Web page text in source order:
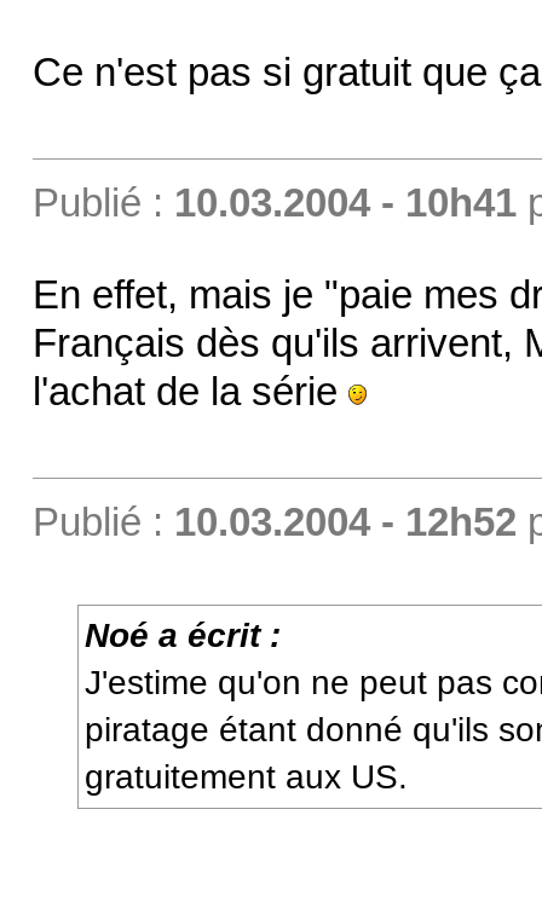
Ce n'est pas si gratuit que
Publié : 10.03.2004 - 10h41
En effet, mais je "paie mes
Français dès qu'ils arrivent,
l'achat de la série
Publié : 10.03.2004 - 12h52
Noé a écrit :
J'estime qu'on ne peut pas
piratage étant donné qu'ils
gratuitement aux US.